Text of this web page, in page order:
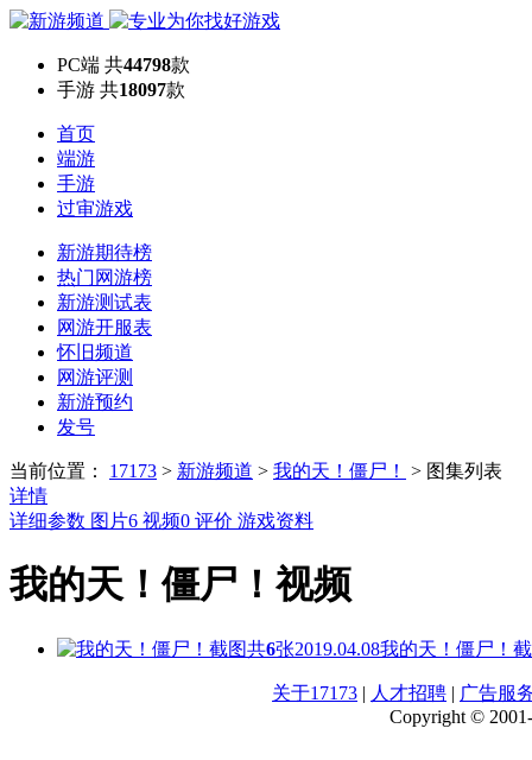
PC端 共44798款
手游 共18097款
首页
端游
手游
过审游戏
新游期待榜
热门网游榜
新游测试表
网游开服表
怀旧频道
网游评测
新游预约
发号
当前位置： 17173 > 新游频道 > 我的天！僵尸！ > 图集列表
详情
详细参数 图片6 视频0 评价 游戏资料
我的天！僵尸！视频
共6张2019.04.08我的天！僵尸！
关于17173 | 人才招聘 | 广告服
Copyright ©